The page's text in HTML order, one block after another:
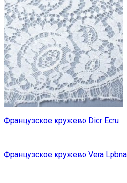
Французское кружево Dior Ecru
Французское кружево Vera Lpbna